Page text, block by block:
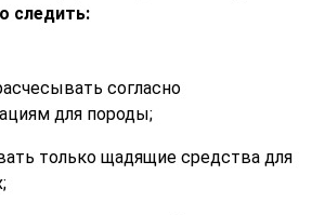
следить:
согласно
для породы;
только щадящие средства для